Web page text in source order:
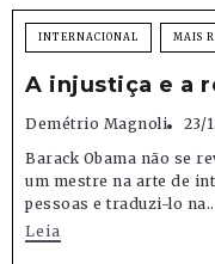
INTERNACIONAL MAIS
A injustiça e a
Demétrio Magnoli
23/
Barack Obama não se
um mestre na arte de
pessoas e traduzi-lo
Leia